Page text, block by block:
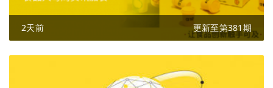
2天前 更新至第381期